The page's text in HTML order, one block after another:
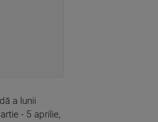
a lunii
- 5 aprilie,